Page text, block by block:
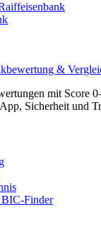
&
mit Score
Sicherheit und
Finder